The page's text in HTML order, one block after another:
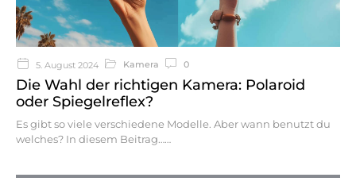
5. August 2024 Kamera 0
Die Wahl der richtigen Kamera: Polaroid
oder Spiegelreflex?
Es gibt so viele verschiedene Modelle. Aber wann benutzt du
welches? In diesem Beitrag…